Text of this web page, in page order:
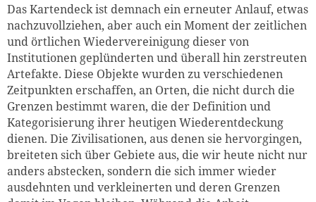
Das Kartendeck ist demnach ein erneuter Anlauf, etwas
nachzuvollziehen, aber auch ein Moment der zeitlichen
und örtlichen Wiedervereinigung dieser von
Institutionen geplünderten und überall hin zerstreuten
Artefakte. Diese Objekte wurden zu verschiedenen
Zeitpunkten erschaffen, an Orten, die nicht durch die
Grenzen bestimmt waren, die der Definition und
Kategorisierung ihrer heutigen Wiederentdeckung
dienen. Die Zivilisationen, aus denen sie hervorgingen,
breiteten sich über Gebiete aus, die wir heute nicht nur
anders abstecken, sondern die sich immer wieder
ausdehnten und verkleinerten und deren Grenzen